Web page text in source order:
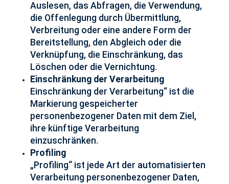
Auslesen, das Abfragen, die Verwendung,
die Offenlegung durch Übermittlung,
Verbreitung oder eine andere Form der
Bereitstellung, den Abgleich oder die
Verknüpfung, die Einschränkung, das
Löschen oder die Vernichtung.
Einschränkung der Verarbeitung
Einschränkung der Verarbeitung“ ist die
Markierung gespeicherter
personenbezogener Daten mit dem Ziel,
ihre künftige Verarbeitung
einzuschränken.
Profiling
„Profiling“ ist jede Art der automatisierten
Verarbeitung personenbezogener Daten,